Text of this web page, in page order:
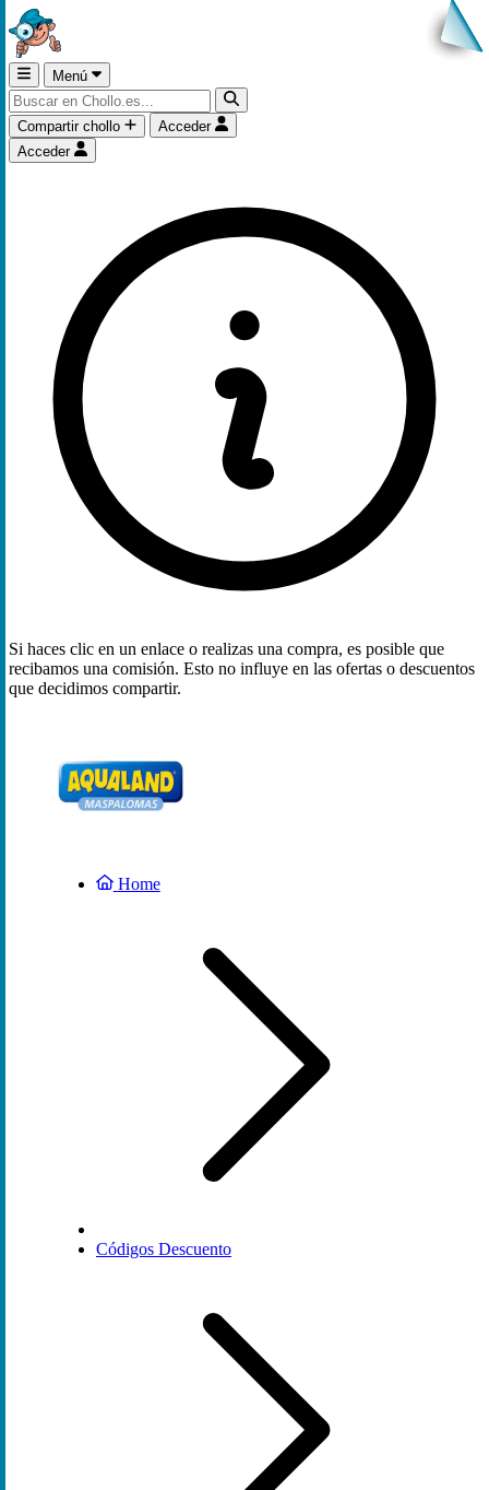
Menú
Compartir chollo
Acceder
Acceder
Si haces clic en un enlace o realizas una compra, es posible que
recibamos una comisión. Esto no influye en las ofertas o descuentos
que decidimos compartir.
Home
Códigos Descuento